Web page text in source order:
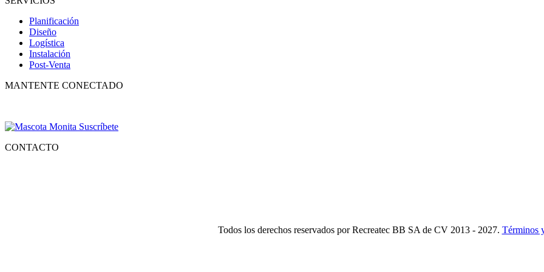
Planificación
Diseño
Logística
Instalación
Post-Venta
MANTENTE CONECTADO
CONTACTO
Todos los derechos reservados por Recreatec BB SA de CV 2013 - 2027. Términos